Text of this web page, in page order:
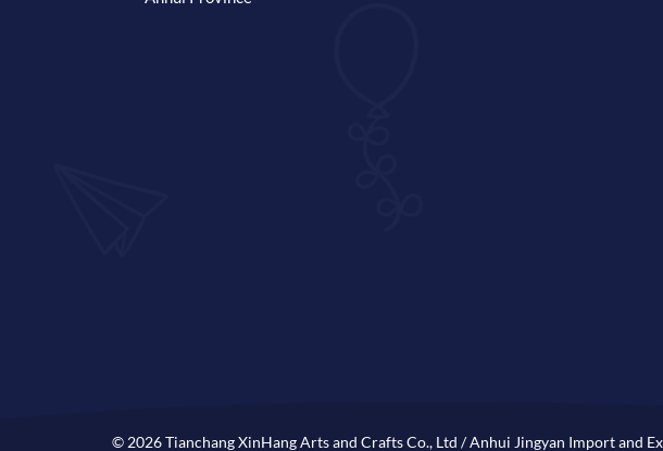
© 2026 Tianchang XinHang Arts and Crafts Co., Ltd / Anhui Jingyan Import and